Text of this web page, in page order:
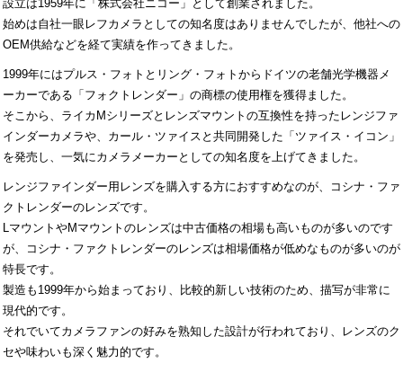
設立は1959年に「株式会社ニコー」として創業されました。
始めは自社一眼レフカメラとしての知名度はありませんでしたが、他社への
OEM供給などを経て実績を作ってきました。
1999年にはプルス・フォトとリング・フォトからドイツの老舗光学機器メ
ーカーである「フォクトレンダー」の商標の使用権を獲得ました。
そこから、ライカMシリーズとレンズマウントの互換性を持ったレンジファ
インダーカメラや、カール・ツァイスと共同開発した「ツァイス・イコン」
を発売し、一気にカメラメーカーとしての知名度を上げてきました。
レンジファインダー用レンズを購入する方におすすめなのが、コシナ・ファ
クトレンダーのレンズです。
LマウントやMマウントのレンズは中古価格の相場も高いものが多いのです
が、コシナ・ファクトレンダーのレンズは相場価格が低めなものが多いのが
特長です。
製造も1999年から始まっており、比較的新しい技術のため、描写が非常に
現代的です。
それでいてカメラファンの好みを熟知した設計が行われており、レンズのク
セや味わいも深く魅力的です。